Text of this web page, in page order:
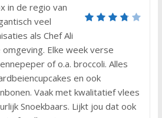
in de regio van
veel
als Chef Ali
Elke week verse
of o.a. broccoli. Alles
en ook
Vaak met kwalitatief vlees
Snoekbaars. Lijkt jou dat ook